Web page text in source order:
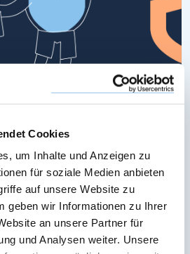
Cookies
um Inhalte und Anzeigen zu
für soziale Medien anbieten
auf unsere Website zu
geben wir Informationen zu Ihrer
an unsere Partner für
und Analysen weiter. Unsere
für Lilien!
zu 20% auf Versicherungen! Jetzt
Mitglied werden!